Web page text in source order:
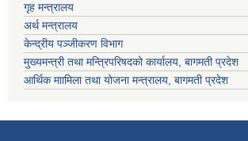
गृह मन्त्रालय
अर्थ मन्त्रालय
केन्द्रीय पञ्जीकरण विभाग
मुख्यमन्त्री तथा मन्त्रिपरिषदको कार्यालय, बागमती प्रदेश
आर्थिक माामिला तथा योजना मन्त्रालय, बागमती प्रदेश